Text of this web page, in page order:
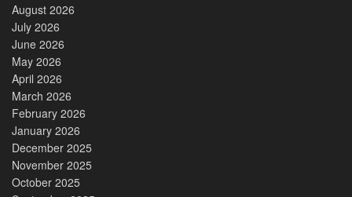
August 2026
July 2026
June 2026
May 2026
April 2026
March 2026
February 2026
January 2026
December 2025
November 2025
October 2025